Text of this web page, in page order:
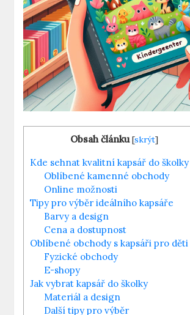
Obsah článku [skrýt]
Kde sehnat kvalitní kapsář do školky
Oblíbené kamenné obchody
Online možnosti
Tipy pro výběr ideálního kapsáře
Barvy a design
Cena a dostupnost
Oblíbené obchody s kapsáři pro děti
Fyzické obchody
E-shopy
Jak vybrat kapsář do školky
Materiál a design
Další tipy pro výběr